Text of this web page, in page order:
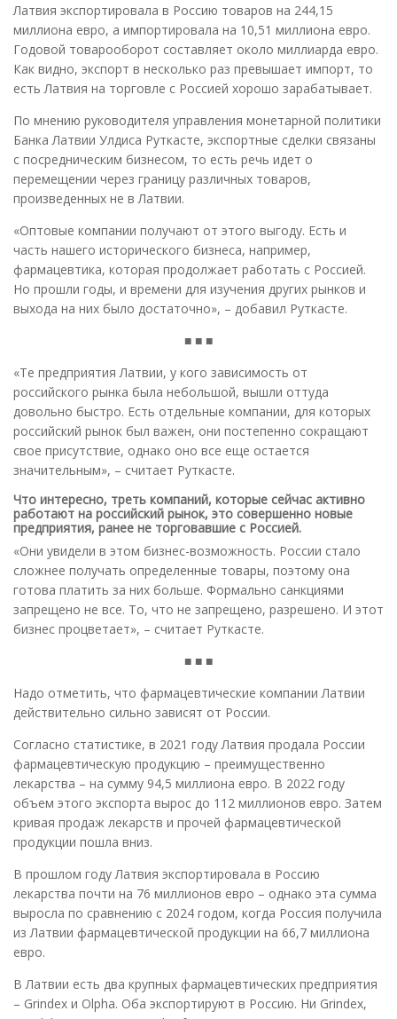
Латвия экспортировала в Россию товаров на 244,15
миллиона евро, а импортировала на 10,51 миллиона евро.
Годовой товарооборот составляет около миллиарда евро.
Как видно, экспорт в несколько раз превышает импорт, то
есть Латвия на торговле с Россией хорошо зарабатывает.
По мнению руководителя управления монетарной политики
Банка Латвии Улдиса Руткасте, экспортные сделки связаны
с посредническим бизнесом, то есть речь идет о
перемещении через границу различных товаров,
произведенных не в Латвии.
«Оптовые компании получают от этого выгоду. Есть и
часть нашего исторического бизнеса, например,
фармацевтика, которая продолжает работать с Россией.
Но прошли годы, и времени для изучения других рынков и
выхода на них было достаточно», – добавил Руткасте.
■ ■ ■
«Те предприятия Латвии, у кого зависимость от
российского рынка была небольшой, вышли оттуда
довольно быстро. Есть отдельные компании, для которых
российский рынок был важен, они постепенно сокращают
свое присутствие, однако оно все еще остается
значительным», – считает Руткасте.
Что интересно, треть компаний, которые сейчас активно
работают на российский рынок, это совершенно новые
предприятия, ранее не торговавшие с Россией.
«Они увидели в этом бизнес-возможность. России стало
сложнее получать определенные товары, поэтому она
готова платить за них больше. Формально санкциями
запрещено не все. То, что не запрещено, разрешено. И этот
бизнес процветает», – считает Руткасте.
■ ■ ■
Надо отметить, что фармацевтические компании Латвии
действительно сильно зависят от России.
Согласно статистике, в 2021 году Латвия продала России
фармацевтическую продукцию – преимущественно
лекарства – на сумму 94,5 миллиона евро. В 2022 году
объем этого экспорта вырос до 112 миллионов евро. Затем
кривая продаж лекарств и прочей фармацевтической
продукции пошла вниз.
В прошлом году Латвия экспортировала в Россию
лекарства почти на 76 миллионов евро – однако эта сумма
выросла по сравнению с 2024 годом, когда Россия получила
из Латвии фармацевтической продукции на 66,7 миллиона
евро.
В Латвии есть два крупных фармацевтических предприятия
– Grindex и Olpha. Оба экспортируют в Россию. Ни Grindex,